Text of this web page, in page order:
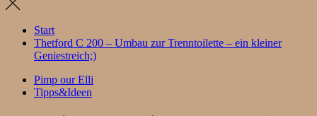
Start
Thetford C 200 – Umbau zur Trenntoilette – ein kleiner
Geniestreich;)
Pimp our Elli
Tipps&Ideen